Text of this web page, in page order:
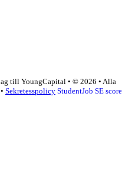
till YoungCapital • © 2026 • Alla
Sekretesspolicy StudentJob SE score